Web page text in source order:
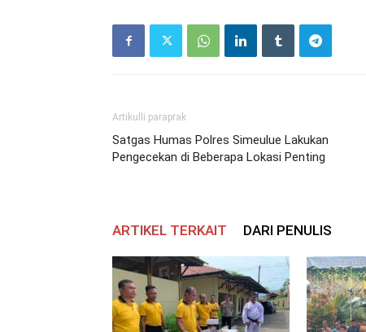
Artikulli paraprak
Satgas Humas Polres Simeulue Lakukan
Pengecekan di Beberapa Lokasi Penting
ARTIKEL TERKAIT DARI PENULIS